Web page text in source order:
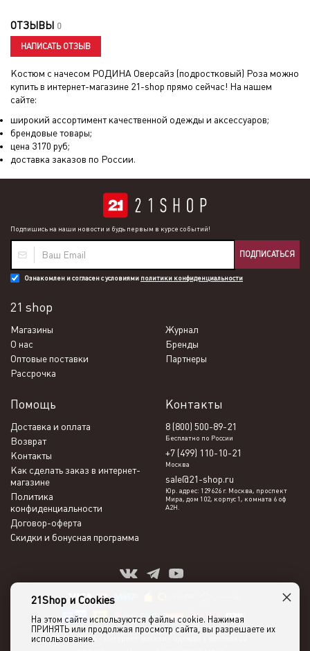
ОТЗЫВЫ 0
НАПИСАТЬ ОТЗЫВ
Костюм с начесом РОДИНА Оверсайз (подростковый) Роза можно
купить в интернет-магазине 21-shop прямо сейчас! На нашем
сайте:
широкий ассортимент качественной одежды и аксессуаров;
брендовые товары;
цена 3170 руб;
доставка заказов по России.
Подпишись на наши новости и будь первым в курсе событий!
ПОДПИСАТЬСЯ
Ознакомлен и согласен с условиями политики конфиденциальности
21 shop
Магазины
Журнал
О нас
Бренды
Оптовые поставки
Партнеры
Рассрочка
Помощь
Доставка и оплата
Возврат
Контакты
Как сделать заказ в интернет-
магазине
Политика
конфиденциальности
Договор-оферта
Скидки и бонусная программа
Контакты
8 (800) 500-89-21
Бесплатно по России
+7 (499) 110-10-21
Москва
sale@21-shop.ru
Юр. адрес: 129626 г. Москва, проспект
Мира, дом 102, корпус 1, комната 6 оф
А2Н.
21shop 2026 -
21Shop и Cookies
На этом сайте используются файлы cookie. Нажимая
ПРИНЯТЬ или продолжая просмотр сайта, вы разрешаете их
использование.
×